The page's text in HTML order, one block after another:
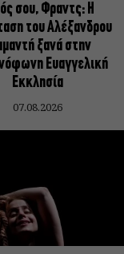
σου, Φραντς: Η
του Αλέξανδρου
ξανά στην
Ευαγγελική
Εκκλησία
07.08.2026